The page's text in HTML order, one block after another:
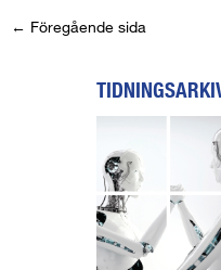
← Föregående sida